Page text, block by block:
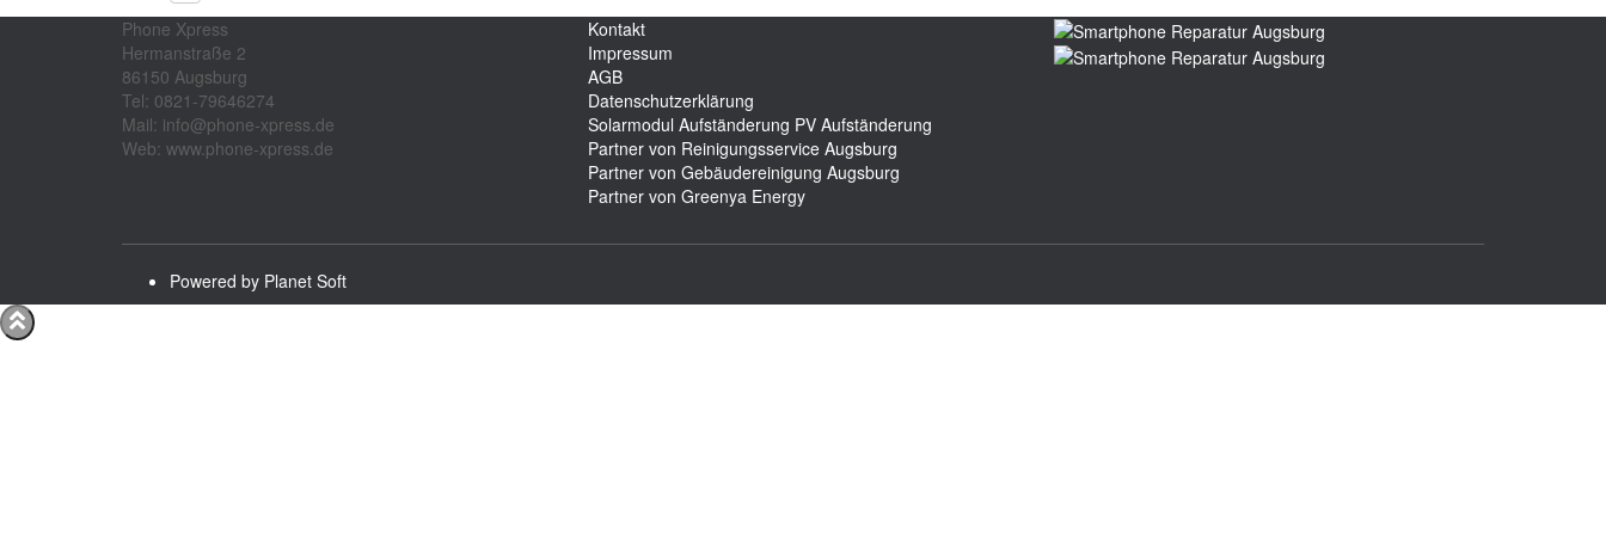
Phone Xpress
Hermanstraße 2
86150 Augsburg
Tel: 0821-79646274
Mail: info@phone-xpress.de
Web: www.phone-xpress.de
Kontakt
Impressum
AGB
Datenschutzerklärung
Solarmodul Aufständerung PV Aufständerung
Partner von Reinigungsservice Augsburg
Partner von Gebäudereinigung Augsburg
Partner von Greenya Energy
Powered by Planet Soft